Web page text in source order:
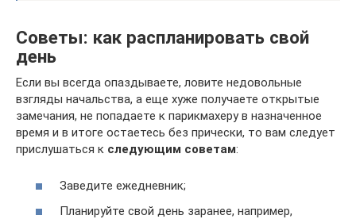
Советы: как распланировать свой
день
Если вы всегда опаздываете, ловите недовольные
взгляды начальства, а еще хуже получаете открытые
замечания, не попадаете к парикмахеру в назначенное
время и в итоге остаетесь без прически, то вам следует
прислушаться к следующим советам:
Заведите ежедневник;
Планируйте свой день заранее, например,